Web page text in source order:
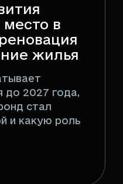
в
жилья
до 2027 года,
стал
и какую роль